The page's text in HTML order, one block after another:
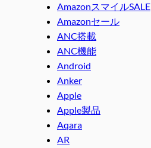
AmazonスマイルSALE
Amazonセール
ANC搭載
ANC機能
Android
Anker
Apple
Apple製品
Aqara
AR